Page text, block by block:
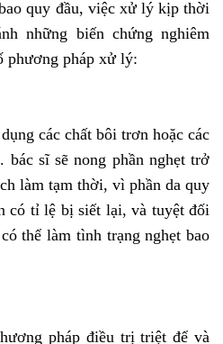
quy đầu, việc xử lý kịp thời
những biến chứng nghiêm
phương pháp xử lý:
các chất bôi trơn hoặc các
bác sĩ sẽ nong phần nghẹt trở
làm tạm thời, vì phần da quy
có tỉ lệ bị siết lại, và tuyệt đối
thể làm tình trạng nghẹt bao
pháp điều trị triệt để và